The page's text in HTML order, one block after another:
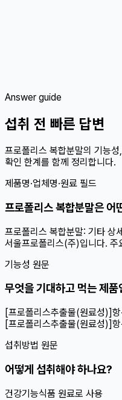
Answer guide
섭취 전 빠른 답변
프로폴리스 복합분말의 기능
확인 한계를 함께 정리합니다.
제품명·업체명·원료 필드
프로폴리스 복합분말은 어
프로폴리스 복합분말: 기타 상
서울프로폴리스(주)입니다. 주
기능성 원문
무엇을 기대하고 먹는 제품
[프로폴리스추출물(원료성)]
[프로폴리스추출물(원료성)]
섭취방법 원문
어떻게 섭취해야 하나요?
건강기능식품 원료로 사용